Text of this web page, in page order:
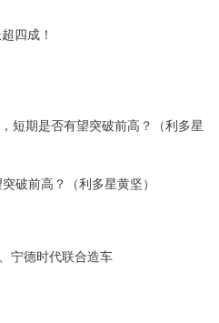
四成！
短期是否有望突破前高？（利多星
破前高？（利多星黄坚）
宁德时代联合造车